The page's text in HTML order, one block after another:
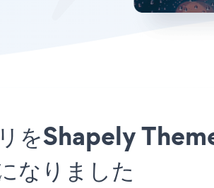
Shapely
なりました